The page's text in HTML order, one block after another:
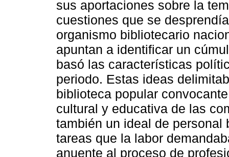
sus aportaciones sobre la
cuestiones que se
organismo bibliotecario
apuntan a identificar un
basó las características
periodo. Estas ideas
biblioteca popular
cultural y educativa de las
también un ideal de
tareas que la labor
anuente al proceso de